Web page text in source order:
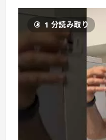
1 分読み取り